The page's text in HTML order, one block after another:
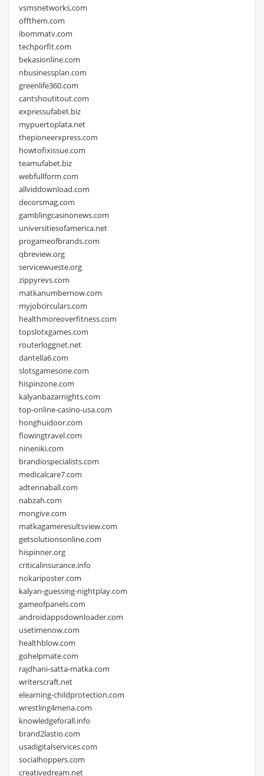
vsmsnetworks.com
offthem.com
ibommatv.com
techporfit.com
bekasionline.com
nbusinessplan.com
greenlife360.com
cantshoutitout.com
expressufabet.biz
mypuertoplata.net
thepioneerxpress.com
howtofixissue.com
teamufabet.biz
webfullform.com
allviddownload.com
decorsmag.com
gamblingcasinonews.com
universitiesofamerica.net
progameofbrands.com
qbreview.org
servicewueste.org
zippyrevs.com
matkanumbernow.com
myjobcirculars.com
healthmoreoverfitness.com
topslotxgames.com
routerloggnet.net
dantella6.com
slotsgamesone.com
hispinzone.com
kalyanbazarnights.com
top-online-casino-usa.com
honghuidoor.com
flowingtravel.com
nineniki.com
brandiospecialists.com
medicalcare7.com
adtennaball.com
nabzah.com
mongive.com
matkagameresultsview.com
getsolutionsonline.com
hispinner.org
criticalinsurance.info
nokariposter.com
kalyan-guessing-nightplay.com
gameofpanels.com
androidappsdownloader.com
usetimenow.com
healthblow.com
gohelpmate.com
rajdhani-satta-matka.com
writerscraft.net
elearning-childprotection.com
wrestling4mena.com
knowledgeforall.info
brand2lastio.com
usadigitalservices.com
socialhoppers.com
creativedream.net